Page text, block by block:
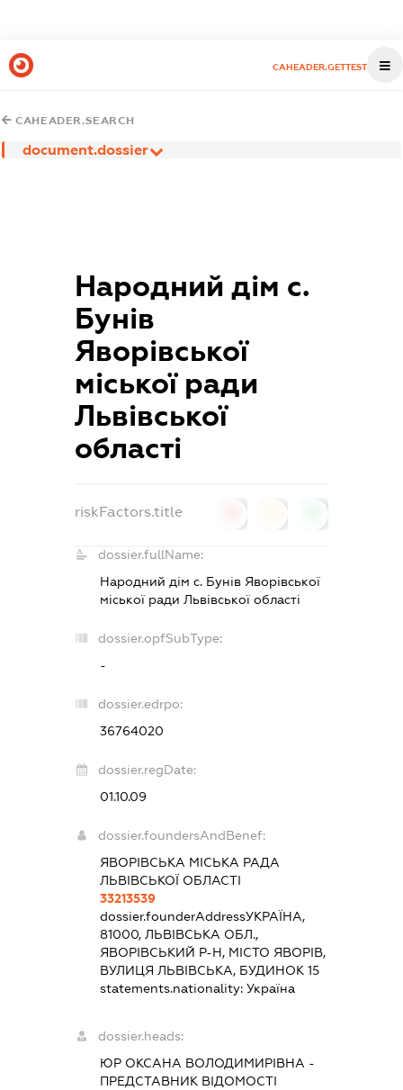
CAHEADER.GETTEST
CAHEADER.SEARCH
document.dossier
Народний дім с.
Бунів
Яворівської
міської ради
Львівської
області
riskFactors.title
dossier.fullName:
Народний дім с. Бунів Яворівської
міської ради Львівської області
dossier.opfSubType:
-
dossier.edrpo:
36764020
dossier.regDate:
01.10.09
dossier.foundersAndBenef:
ЯВОРІВСЬКА МІСЬКА РАДА
ЛЬВІВСЬКОЇ ОБЛАСТІ
33213539
dossier.founderAddressУКРАЇНА,
81000, ЛЬВІВСЬКА ОБЛ.,
ЯВОРІВСЬКИЙ Р-Н, МІСТО ЯВОРІВ,
ВУЛИЦЯ ЛЬВІВСЬКА, БУДИНОК 15
statements.nationality: Україна
dossier.heads:
ЮР ОКСАНА ВОЛОДИМИРІВНА -
ПРЕДСТАВНИКВІДОМОСТІ